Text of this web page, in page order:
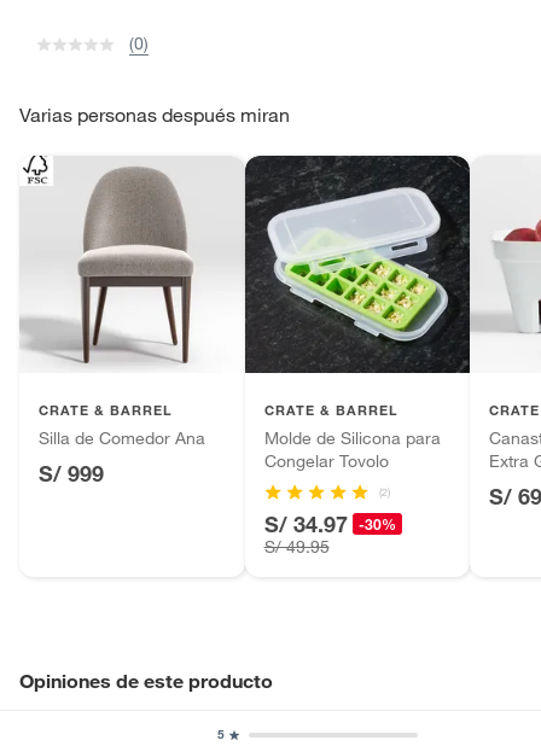
n
(0)
Varias personas después miran
CRATE & BARREL
Silla de Comedor Ana
S/ 999
CRATE & BARREL
Molde de Silicona para
Congelar Tovolo
(2)
S/ 34.97 -30%
S/ 49.95
Extra
S/
Opiniones de este producto
5